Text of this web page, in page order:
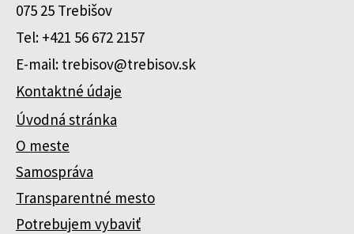
075 25 Trebišov
Tel: +421 56 672 2157
E-mail: trebisov@trebisov.sk
Kontaktné údaje
Úvodná stránka
O meste
Samospráva
Transparentné mesto
Potrebujem vybaviť